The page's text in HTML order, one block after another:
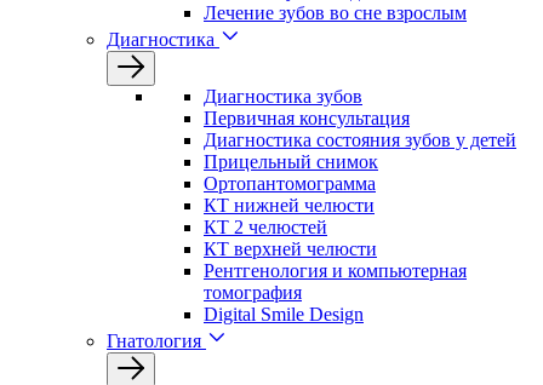
Лечение зубов во сне взрослым
Диагностика
Диагностика зубов
Первичная консультация
Диагностика состояния зубов у детей
Прицельный снимок
Ортопантомограмма
КТ нижней челюсти
КТ 2 челюстей
КТ верхней челюсти
Рентгенология и компьютерная
томография
Digital Smile Design
Гнатология